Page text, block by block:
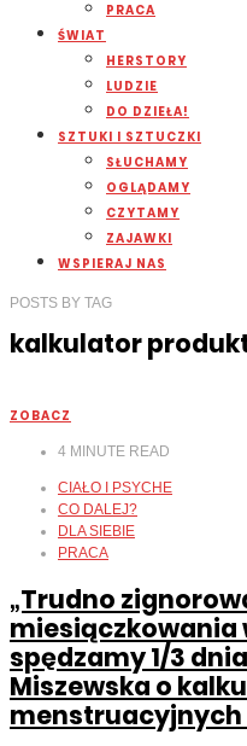
PRACA
ŚWIAT
HERSTORY
LUDZIE
DO DZIEŁA!
SZTUKI I SZTUCZKI
SŁUCHAMY
OGLĄDAMY
CZYTAMY
ZAJAWKI
WSPIERAJ NAS
POSTS BY TAG
kalkulator
ZOBACZ
4 MINUTE READ
CIAŁO I PSYCHE
CO DALEJ?
DLA SIEBIE
PRACA
„Trudno
miesiączkowania
spędzamy 1/3
Miszewska o